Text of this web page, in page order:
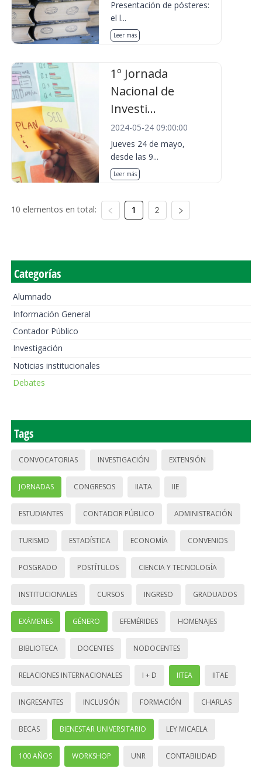
Presentación de pósteres:
el l...
Leer más
1º Jornada
Nacional de
Investi...
2024-05-24 09:00:00
Jueves 24 de mayo,
desde las 9...
Leer más
10 elementos en total: 1 2
Categorías
Alumnado
Información General
Contador Público
Investigación
Noticias institucionales
Debates
Tags
CONVOCATORIAS INVESTIGACIÓN EXTENSIÓN
JORNADAS CONGRESOS IIATA IIE
ESTUDIANTES CONTADOR PÚBLICO ADMINISTRACIÓN
TURISMO ESTADÍSTICA ECONOMÍA CONVENIOS
POSGRADO POSTÍTULOS CIENCIA Y TECNOLOGÍA
INSTITUCIONALES CURSOS INGRESO GRADUADOS
EXÁMENES GÉNERO EFEMÉRIDES HOMENAJES
BIBLIOTECA DOCENTES NODOCENTES
RELACIONES INTERNACIONALES I + D IITEA IITAE
INGRESANTES INCLUSIÓN FORMACIÓN CHARLAS
BECAS BIENESTAR UNIVERSITARIO LEY MICAELA
100 AÑOS WORKSHOP UNR CONTABILIDAD